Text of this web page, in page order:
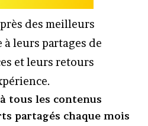
des meilleurs
à leurs partages de
et leurs retours
tous les contenus
partagés chaque mois